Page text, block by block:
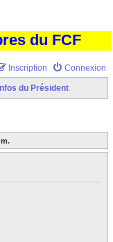
du FCF
Connexion
Inscription
Infos du Président